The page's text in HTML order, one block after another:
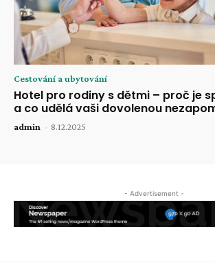
Cestování a ubytování
Hotel pro rodiny s dětmi – proč je
a co udělá vaši dovolenou
admin - 8.12.2025
- Advertisement -